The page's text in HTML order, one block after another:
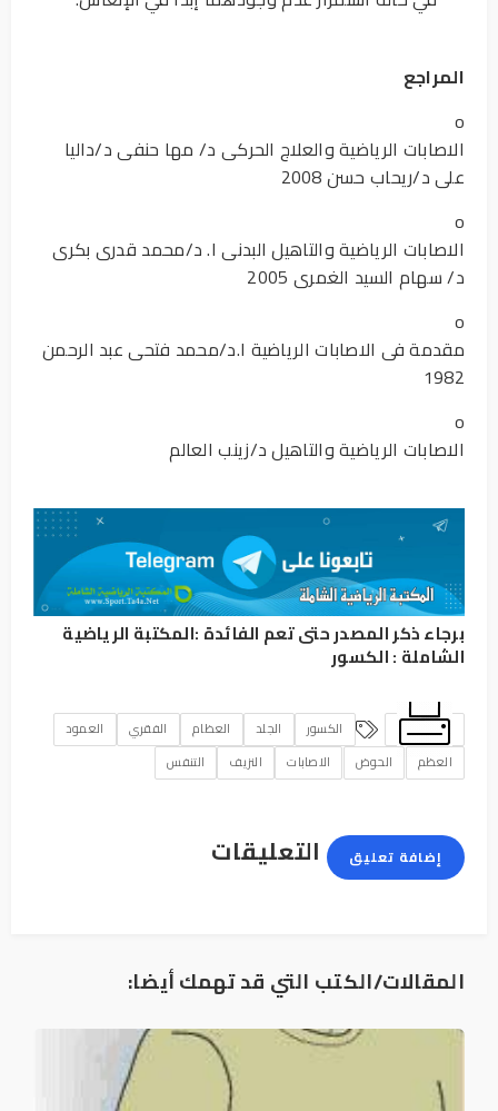
المراجع
o
الاصابات الرياضية والعلاج الحركى د/ مها حنفى د/داليا
على د/ريحاب حسن 2008
o
الاصابات الرياضية والتاهيل البدنى ا. د/محمد قدرى بكرى
د/ سهام السيد الغمرى 2005
o
مقدمة فى الاصابات الرياضية ا.د/محمد فتحى عبد الرحمن
1982
o
الاصابات الرياضية والتاهيل د/زينب العالم
برجاء ذكر المصدر حتى تعم الفائدة :المكتبة الرياضية
الشاملة :الكسور
الكسور الجلد العظام الفقري
العمود
العظم
الحوض الاصابات النزيف التنفس
التعليقات إضافة تعليق
المقالات/الكتب التي قد تهمك أيضا: